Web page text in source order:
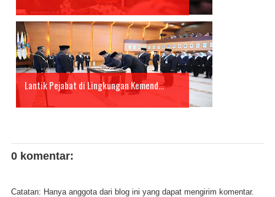
Lantik Pejabat di Lingkungan Kemend...
0 komentar:
Catatan: Hanya anggota dari blog ini yang dapat mengirim komentar.